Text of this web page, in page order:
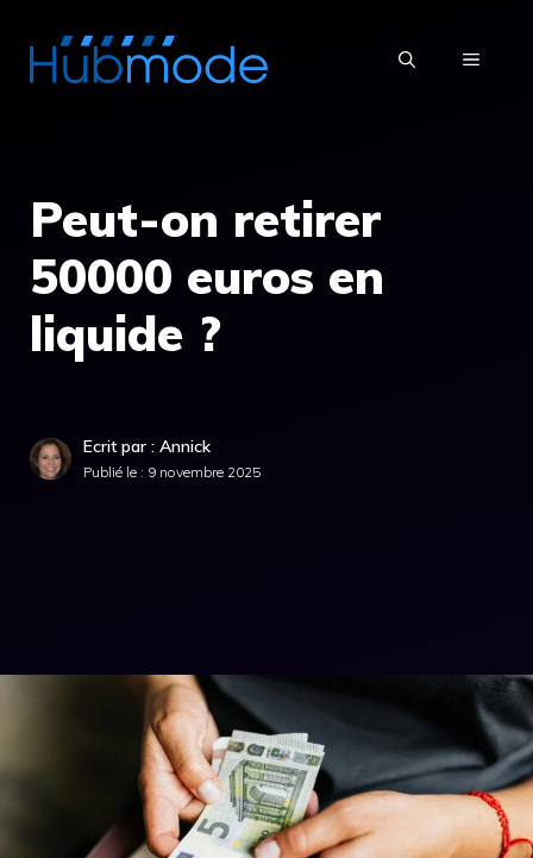
MENU
Peut-on retirer
50000 euros en
liquide ?
Ecrit par : Annick
Publié le : 9 novembre 2025